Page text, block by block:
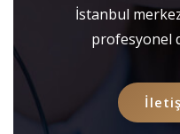
İstanbul
profesyonel